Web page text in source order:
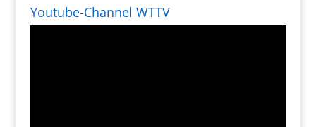
Youtube-Channel WTTV